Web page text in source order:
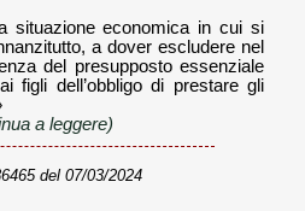
situazione economica in cui si
a dover escludere nel
del presupposto essenziale
figli dell’obbligo di prestare gli
a leggere)
del 07/03/2024